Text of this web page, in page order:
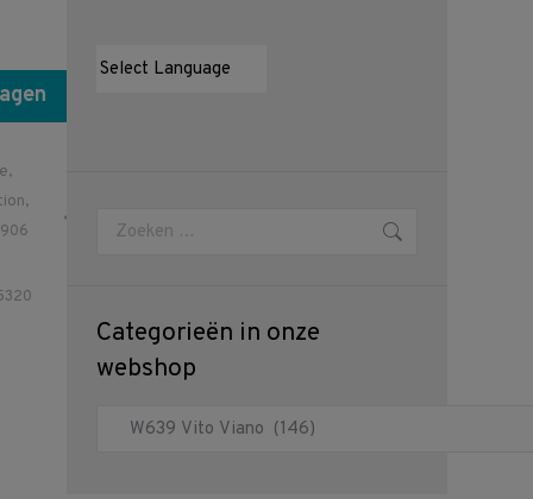
,
,
Zoeken:
Categorieën in onze
webshop